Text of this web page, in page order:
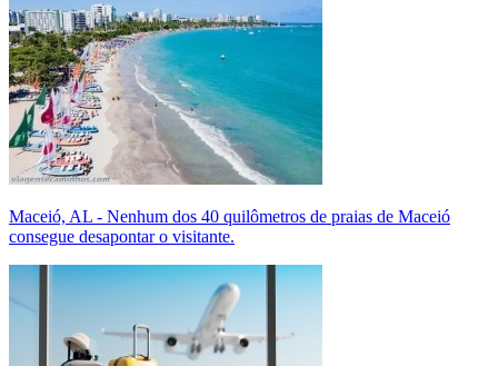
Maceió, AL - Nenhum dos 40 quilômetros de praias de Maceió
consegue desapontar o visitante.